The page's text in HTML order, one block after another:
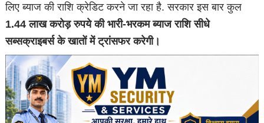
लिए ब्याज की राशि क्रेडिट करने जा रहा है. सरकार इस बार कुल
1.44 लाख करोड़ रुपये की भारी-भरकम ब्याज राशि सीधे
सब्सक्राइबर्स के खातों में ट्रांसफर करेगी।